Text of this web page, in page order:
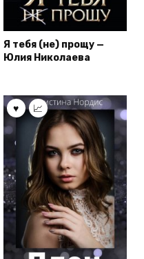
Я тебя (не) прощу —
Юлия Николаева